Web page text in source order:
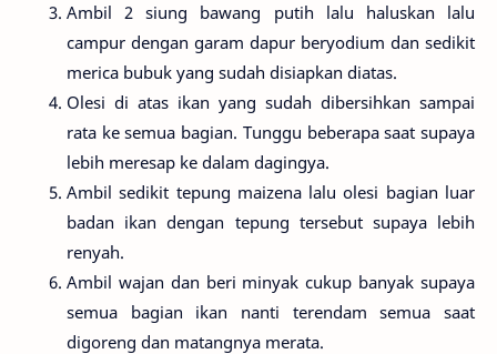
Ambil 2 siung bawang putih lalu haluskan lalu
campur dengan garam dapur beryodium dan sedikit
merica bubuk yang sudah disiapkan diatas.
Olesi di atas ikan yang sudah dibersihkan sampai
rata ke semua bagian. Tunggu beberapa saat supaya
lebih meresap ke dalam dagingya.
Ambil sedikit tepung maizena lalu olesi bagian luar
badan ikan dengan tepung tersebut supaya lebih
renyah.
Ambil wajan dan beri minyak cukup banyak supaya
semua bagian ikan nanti terendam semua saat
digoreng dan matangnya merata.